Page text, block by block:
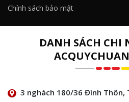
Chính sách bảo mật
DANH SÁCH CHI
3 nghách 180/36 Đình Thôn,